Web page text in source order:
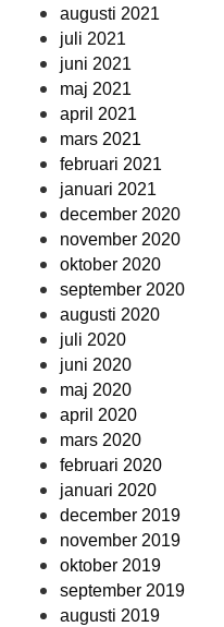
augusti 2021
juli 2021
juni 2021
maj 2021
april 2021
mars 2021
februari 2021
januari 2021
december 2020
november 2020
oktober 2020
september 2020
augusti 2020
juli 2020
juni 2020
maj 2020
april 2020
mars 2020
februari 2020
januari 2020
december 2019
november 2019
oktober 2019
september 2019
augusti 2019